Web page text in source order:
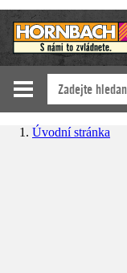
Úvodní stránka